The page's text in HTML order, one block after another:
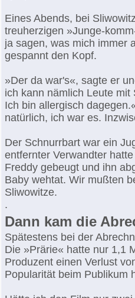
Eines Abends, bei
treuherzigen »Junge-
ja sagen, was mich immer
gespannt den Kopf.
»Der da war's«, sagte er
ich kann nämlich Leute
Ich bin allergisch
natürlich, ich war es.
Der Schnurrbart war ein
entfernter Verwandter
Freddy gebeugt und ihn
Baby wehtat. Wir mußten
Sliwowitze.
.
Dann kam die
Spätestens bei der
Die »Prärie« hatte nur 1,1
Produzent einen Verlust
Popularität beim Publikum